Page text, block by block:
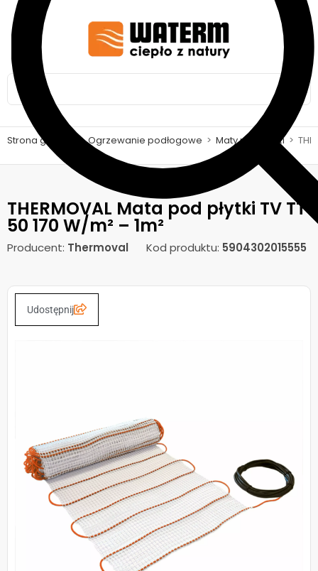
Strona główna > Ogrzewanie podłogowe > Maty pod płytki >
THERMOVAL Mata pod płytki TV TT
50 170 W/m² – 1m²
Producent: Thermoval Kod produktu: 5904302015555
Udostępnij